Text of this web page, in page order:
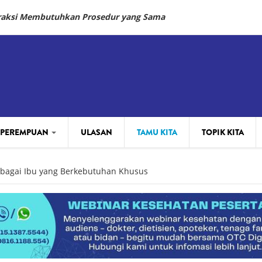
Membutuhkan Prosedur yang Sama
ULASAN TAMU KITA TOPIK KITA
Ibu yang Berkebutuhan Khusus